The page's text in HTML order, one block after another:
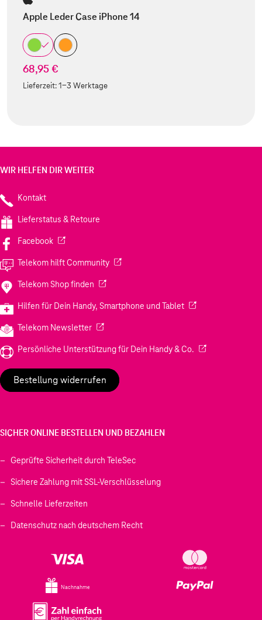
Apple Leder Case iPhone 14
68,95 €
Lieferzeit:1-3 Werktage
WIR HELFEN DIR WEITER
Kontakt
Lieferstatus & Retoure
Facebook(Wird in einem neuen Tab geöffnet)
Telekom hilft Community(Wird in einem neuen Tab geöffnet)
Telekom Shop finden (Wird in einem neuen Tab geöffnet)
Hilfen für Dein Handy, Smartphone und Tablet(Wird in einem
Telekom Newsletter(Wird in einem neuen Tab geöffnet)
Persönliche Unterstützung für Dein Handy & Co. (Wird in einem
Bestellung widerrufen
SICHER ONLINE BESTELLEN UND BEZAHLEN
Geprüfte Sicherheit durch TeleSec
Sichere Zahlung mit SSL-Verschlüsselung
Schnelle Lieferzeiten
Datenschutz nach deutschem Recht
Nachnahme